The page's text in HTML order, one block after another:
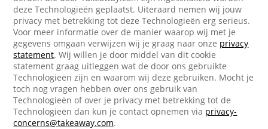
deze Technologieën geplaatst. Uiteraard nemen wij jouw
privacy met betrekking tot deze Technologieën erg serieus.
Voor meer informatie over de manier waarop wij met je
gegevens omgaan verwijzen wij je graag naar onze privacy
statement. Wij willen je door middel van dit cookie
statement graag uitleggen wat de door ons gebruikte
Technologieën zijn en waarom wij deze gebruiken. Mocht je
toch nog vragen hebben over ons gebruik van
Technologieën of over je privacy met betrekking tot de
Technologieën dan kun je contact opnemen via privacy-
concerns@takeaway.com.